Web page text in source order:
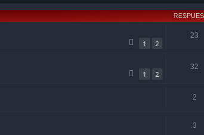
1 2
23
1 2
32
2
3